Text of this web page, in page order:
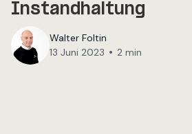
Instandhaltung
Walter Foltin
13 Juni 2023 • 2 min